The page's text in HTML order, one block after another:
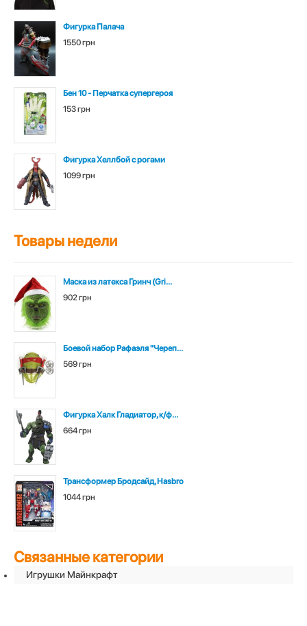
Фигурка Палача
1550 грн
Бен 10 - Перчатка супергероя
153 грн
Фигурка Хеллбой с рогами
1099 грн
Товары недели
Маска из латекса Гринч (Gri...
902 грн
Боевой набор Рафаэля "Череп...
569 грн
Фигурка Халк Гладиатор, к/ф...
664 грн
Трансформер Бродсайд, Hasbro
1044 грн
Связанные категории
Игрушки Майнкрафт